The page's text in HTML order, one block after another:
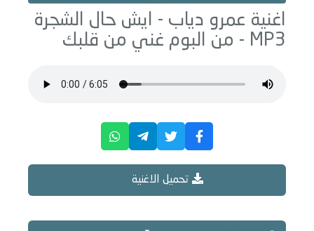
اغنية عمرو دياب - ايش حال الشجرة
MP3 - من البوم
غني من قلبك
تحميل الاغنية